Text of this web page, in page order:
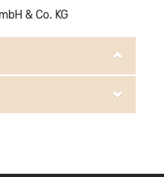
& Co. KG